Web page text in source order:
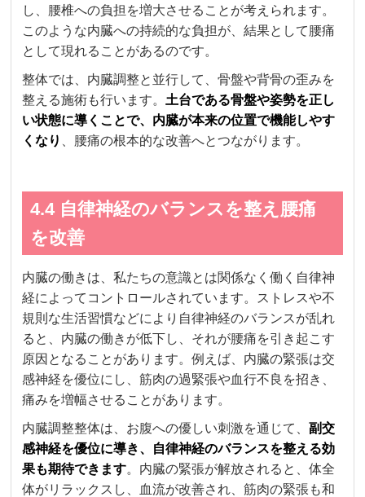
し、腰椎への負担を増大させることが考えられます。
このような内臓への持続的な負担が、結果として腰痛
として現れることがあるのです。
整体では、内臓調整と並行して、骨盤や背骨の歪みを
整える施術も行います。 土台である骨盤や姿勢を正し
い状態に導くことで、内臓が本来の位置で機能しやす
くなり
、腰痛の根本的な改善へとつながります。
4.4 自律神経のバランスを整え腰痛
を改善
内臓の働きは、私たちの意識とは関係なく働く自律神
経によってコントロールされています。ストレスや不
規則な生活習慣などにより自律神経のバランスが乱れ
ると、内臓の働きが低下し、それが腰痛を引き起こす
原因となることがあります。例えば、内臓の緊張は交
感神経を優位にし、筋肉の過緊張や血行不良を招き、
痛みを増幅させることがあります。
内臓調整整体は、お腹への優しい刺激を通じて、副交
感神経を優位に導き、自律神経のバランスを整える効
果も期待できます。内臓の緊張が解放されると、体全
体がリラックスし、血流が改善され、筋肉の緊張も和